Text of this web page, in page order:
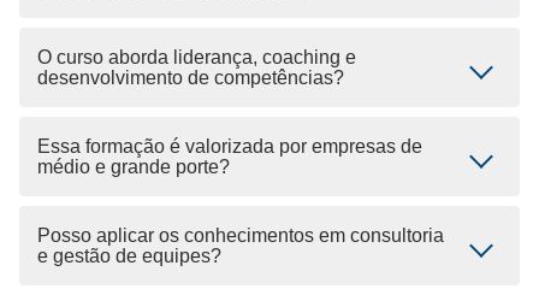
O curso aborda liderança, coaching e
desenvolvimento de competências?
Essa formação é valorizada por empresas de
médio e grande porte?
Posso aplicar os conhecimentos em consultoria
e gestão de equipes?